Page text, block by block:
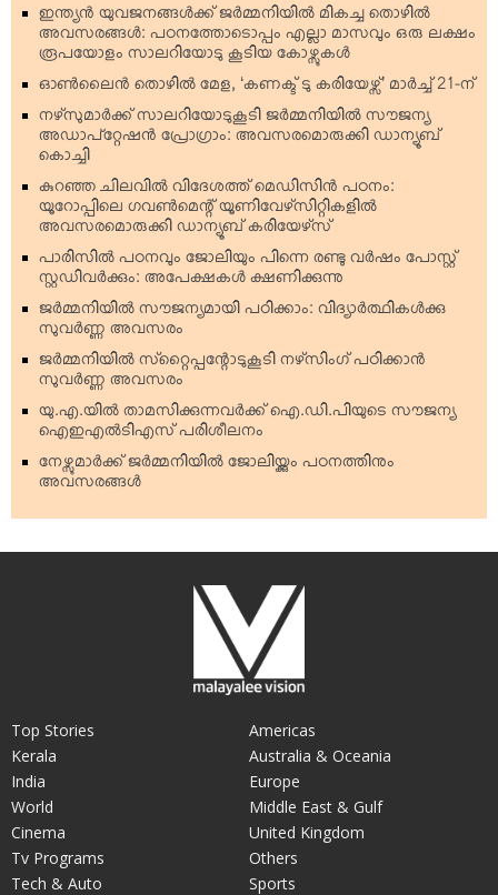
ഇന്ത്യന്‍ യുവജനങ്ങള്‍ക്ക് ജര്‍മ്മനിയില്‍ മികച്ച തൊഴില്‍
അവസരങ്ങള്‍: പഠനത്തോടൊപ്പം എല്ലാ മാസവും ഒരു ലക്ഷം
രൂപയോളം സാലറിയോടു കൂടിയ കോഴ്സുകള്‍
ഓണ്‍ലൈന്‍ തൊഴില്‍ മേള, ‘കണക്ട് ടു കരിയേഴ്സ്’ മാര്‍ച്ച് 21-ന്
നഴ്‌സുമാര്‍ക്ക് സാലറിയോടുകൂടി ജര്‍മ്മനിയില്‍ സൗജന്യ
അഡാപ്റ്റേഷന്‍ പ്രോഗ്രാം: അവസരമൊരുക്കി ഡാന്യൂബ്
കൊച്ചി
കുറഞ്ഞ ചിലവില്‍ വിദേശത്ത് മെഡിസിന്‍ പഠനം:
യൂറോപ്പിലെ ഗവണ്‍മെന്റ് യൂണിവേഴ്‌സിറ്റികളില്‍
അവസരമൊരുക്കി ഡാന്യൂബ് കരിയേഴ്‌സ്
പാരിസില്‍ പഠനവും ജോലിയും പിന്നെ രണ്ടു വര്‍ഷം പോസ്റ്റ്
സ്റ്റഡിവര്‍ക്കും: അപേക്ഷകള്‍ ക്ഷണിക്കുന്നു
ജര്‍മ്മനിയില്‍ സൗജന്യമായി പഠിക്കാം: വിദ്യാര്‍ത്ഥികള്‍ക്കു
സുവര്‍ണ്ണ അവസരം
ജര്‍മ്മനിയില്‍ സ്‌റ്റൈപ്പന്റോടുകൂടി നഴ്‌സിംഗ് പഠിക്കാന്‍
സുവര്‍ണ്ണ അവസരം
യു.എ.യില്‍ താമസിക്കുന്നവര്‍ക്ക് ഐ.ഡി.പിയുടെ സൗജന്യ
ഐഇഎല്‍ടിഎസ് പരിശീലനം
നേഴ്സുമാര്‍ക്ക് ജര്‍മ്മനിയില്‍ ജോലിയ്ക്കും പഠനത്തിനും
അവസരങ്ങള്‍
Top Stories
Kerala
India
World
Cinema
Tv Programs
Tech & Auto
Americas
Australia & Oceania
Europe
Middle East & Gulf
United Kingdom
Others
Sports